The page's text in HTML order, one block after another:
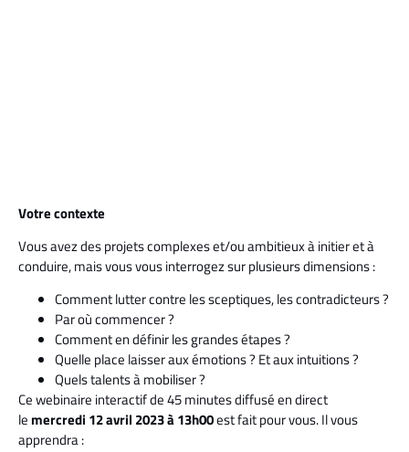
Votre contexte
Vous avez des projets complexes et/ou ambitieux à initier et à
conduire, mais vous vous interrogez sur plusieurs dimensions :
Comment lutter contre les sceptiques, les contradicteurs ?
Par où commencer ?
Comment en définir les grandes étapes ?
Quelle place laisser aux émotions ? Et aux intuitions ?
Quels talents à mobiliser ?
Ce webinaire interactif de 45 minutes diffusé en direct
le mercredi 12 avril 2023 à 13h00est fait pour vous. Il vous
apprendra :